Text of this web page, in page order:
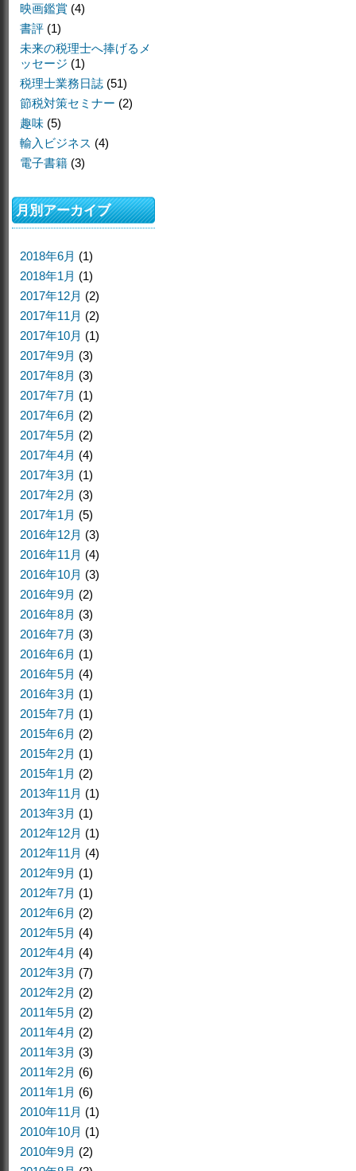
映画鑑賞 (4)
書評 (1)
未来の税理士へ捧げるメ
ッセージ (1)
税理士業務日誌 (51)
節税対策セミナー (2)
趣味 (5)
輸入ビジネス (4)
電子書籍 (3)
月別アーカイブ
2018年6月 (1)
2018年1月 (1)
2017年12月 (2)
2017年11月 (2)
2017年10月 (1)
2017年9月 (3)
2017年8月 (3)
2017年7月 (1)
2017年6月 (2)
2017年5月 (2)
2017年4月 (4)
2017年3月 (1)
2017年2月 (3)
2017年1月 (5)
2016年12月 (3)
2016年11月 (4)
2016年10月 (3)
2016年9月 (2)
2016年8月 (3)
2016年7月 (3)
2016年6月 (1)
2016年5月 (4)
2016年3月 (1)
2015年7月 (1)
2015年6月 (2)
2015年2月 (1)
2015年1月 (2)
2013年11月 (1)
2013年3月 (1)
2012年12月 (1)
2012年11月 (4)
2012年9月 (1)
2012年7月 (1)
2012年6月 (2)
2012年5月 (4)
2012年4月 (4)
2012年3月 (7)
2012年2月 (2)
2011年5月 (2)
2011年4月 (2)
2011年3月 (3)
2011年2月 (6)
2011年1月 (6)
2010年11月 (1)
2010年10月 (1)
2010年9月 (2)